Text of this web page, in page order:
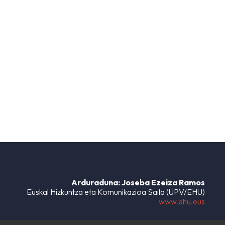
Arduraduna: Joseba Ezeiza Ramos
Euskal Hizkuntza eta Komunikazioa Saila (UPV/EHU)
www.ehu.eus